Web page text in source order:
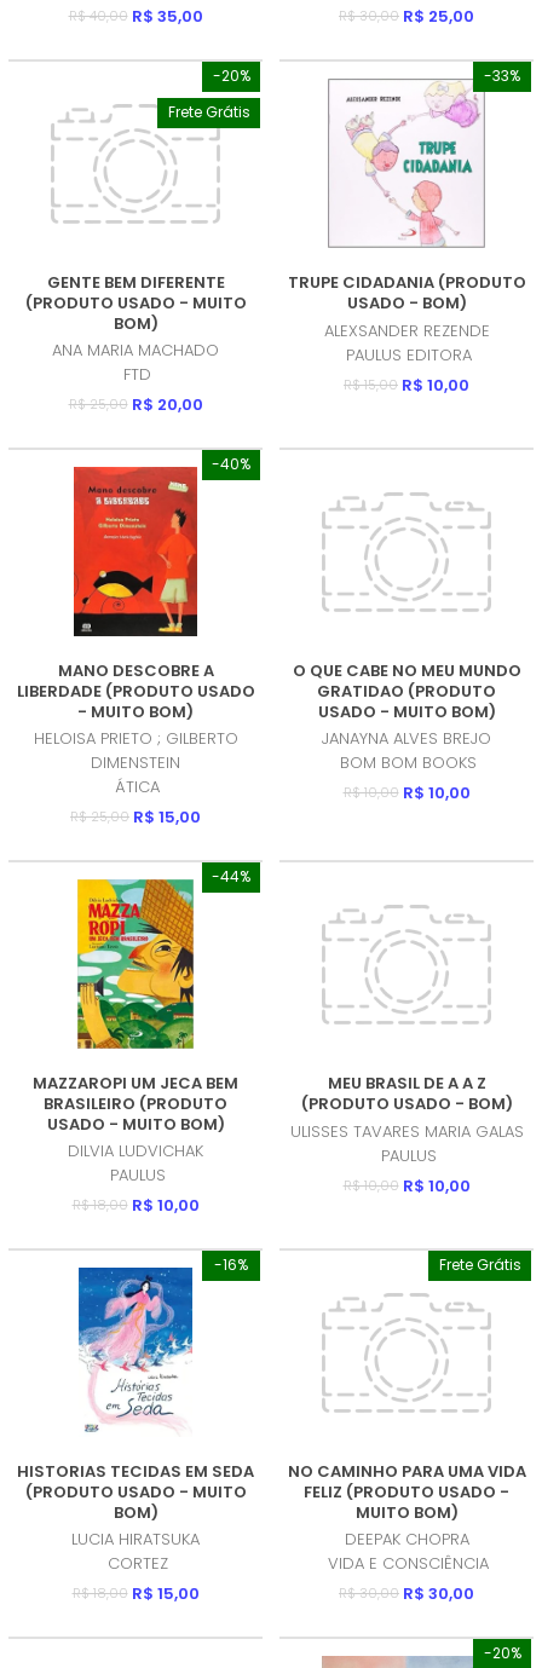
R$ 40,00 R$ 35,00 R$ 30,00 R$ 25,00
-20%
Frete Grátis
GENTE BEM DIFERENTE
(PRODUTO USADO - MUITO
BOM)
ANA MARIA MACHADO
FTD
R$ 25,00 R$ 20,00
-33%
TRUPE CIDADANIA (PRODUTO
USADO - BOM)
ALEXSANDER REZENDE
PAULUS EDITORA
R$ 15,00 R$ 10,00
-40%
MANO DESCOBRE A
LIBERDADE (PRODUTO USADO
- MUITO BOM)
HELOISA PRIETO ; GILBERTO
DIMENSTEIN
ÁTICA
R$ 25,00 R$ 15,00
O QUE CABE NO MEU MUNDO
GRATIDAO (PRODUTO
USADO - MUITO BOM)
JANAYNA ALVES BREJO
BOM BOM BOOKS
R$ 10,00 R$ 10,00
-44%
MAZZAROPI UM JECA BEM
BRASILEIRO (PRODUTO
USADO - MUITO BOM)
DILVIA LUDVICHAK
PAULUS
R$ 18,00 R$ 10,00
MEU BRASIL DE A A Z
(PRODUTO USADO - BOM)
ULISSES TAVARES MARIA GALAS
PAULUS
R$ 10,00 R$ 10,00
-16%
HISTORIAS TECIDAS EM SEDA
(PRODUTO USADO - MUITO
BOM)
LUCIA HIRATSUKA
CORTEZ
R$ 18,00 R$ 15,00
Frete Grátis
NO CAMINHO PARA UMA VIDA
FELIZ (PRODUTO USADO -
MUITO BOM)
DEEPAK CHOPRA
VIDA E CONSCIÊNCIA
R$ 30,00 R$ 30,00
-20%